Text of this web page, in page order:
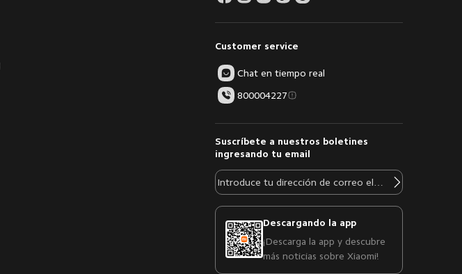
Customer service
Chat en tiempo real
800004227
Suscríbete a nuestros boletines
ingresando tu email
Descargando la app
¡Descarga la app y descubre
más noticias sobre Xiaomi!